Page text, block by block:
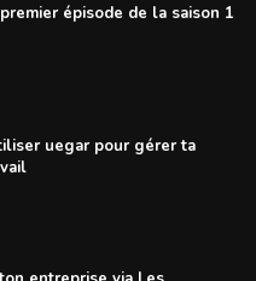
épisode de la saison 1
uegar pour gérer ta